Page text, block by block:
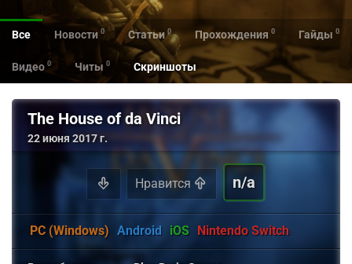
Все Новости 0 Статьи 0 Прохождения 0 Гайды 0
Видео 0 Читы 0 Скриншоты
The House of da Vinci
22 июня 2017 г.
Нравится n/a
PC (Windows) Android iOS Nintendo Switch